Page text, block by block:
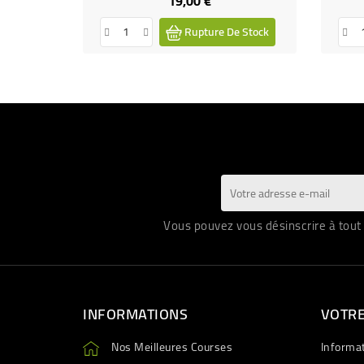
Rupture De Stock
Vous pouvez vous désinscrire à
INFORMATIONS
Nos Meilleures Courses